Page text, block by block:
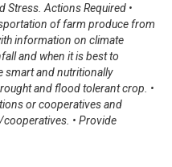
Stress. Actions Required •
of farm produce from
information on climate
and when it is best to
smart and nutritionally
and flood tolerant crop. •
or cooperatives and
• Provide